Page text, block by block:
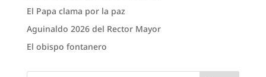
El Papa clama por la paz
Aguinaldo 2026 del Rector Mayor
El obispo fontanero